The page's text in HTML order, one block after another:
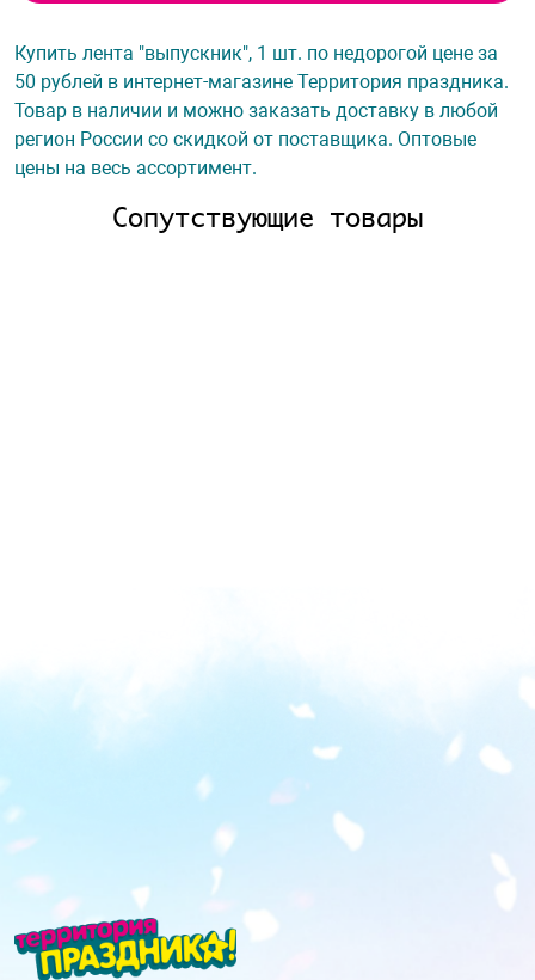
Купить лента "выпускник", 1 шт. по недорогой цене за
50 рублей в интернет-магазине Территория праздника.
Товар в наличии и можно заказать доставку в любой
регион России со скидкой от поставщика. Оптовые
цены на весь ассортимент.
Сопутствующие товары